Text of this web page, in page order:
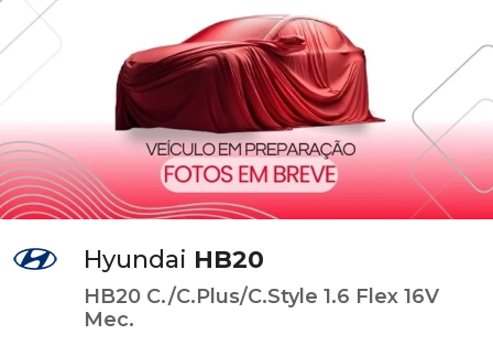
Hyundai HB20
HB20 C./C.Plus/C.Style 1.6 Flex 16V
Mec.